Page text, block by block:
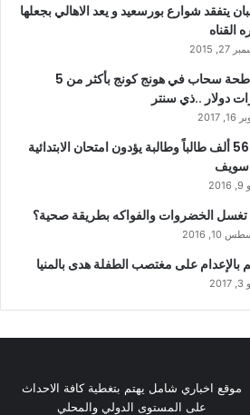
يتفقد شوارع بورسعيد و يعد الاهالي بجعلها
القناه
2015
بيع ناطحة سحاب في هونج كونج بأكثر من 5
دولار ..ذي سنتر
2017
56673 ألف طالباً وطالبة يؤدون امتحان الابتدائية
سويف
الخضروات والفواكه بطريقة صحية؟
10, 2016
بالإعدام على مغتصب الطفلة هدى بالمنيا
موقع اخباري شامل يهتم بتغطية كافة الاحداث
على المستوى الدولي والمحلي